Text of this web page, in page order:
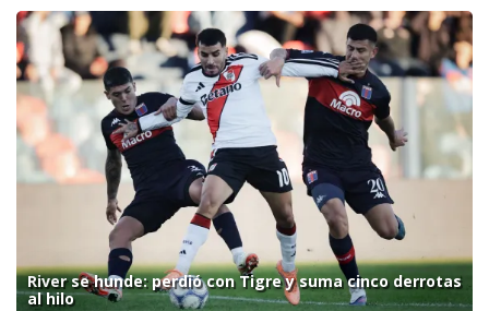
River se hunde: perdió con Tigre y suma cinco derrotas
al hilo